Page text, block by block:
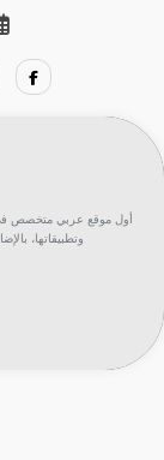
أول موقع عربي متخصص في
وتطبيقاتها،